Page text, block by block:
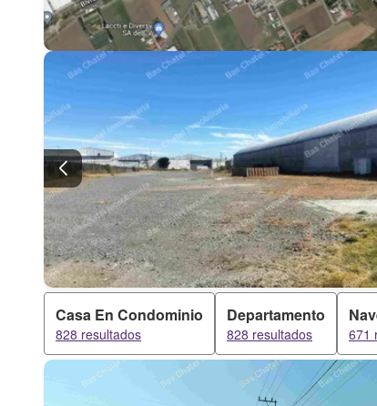
Casa En Condominio
828 resultados
Departamento
828 resultados 671